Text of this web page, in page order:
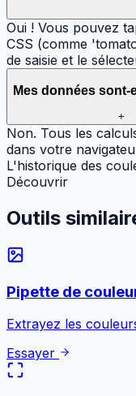
Oui ! Vous pouvez
CSS (comme
de saisie et le
Mes données sont-
+
Non. Tous les
dans votre
L'historique des
Découvrir
Outils
Pipette de
Extrayez les
Essayer